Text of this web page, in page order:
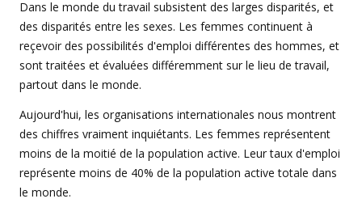
Dans le monde du travail subsistent des larges disparités, et
des disparités entre les sexes. Les femmes continuent à
reçevoir des possibilités d'emploi différentes des hommes, et
sont traitées et évaluées différemment sur le lieu de travail,
partout dans le monde.
Aujourd'hui, les organisations internationales nous montrent
des chiffres vraiment inquiétants. Les femmes représentent
moins de la moitié de la population active. Leur taux d'emploi
représente moins de 40% de la population active totale dans
le monde.